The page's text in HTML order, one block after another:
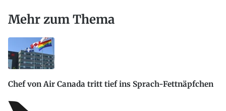
Mehr zum Thema
Chef von Air Canada tritt tief ins Sprach-Fettnäpfchen